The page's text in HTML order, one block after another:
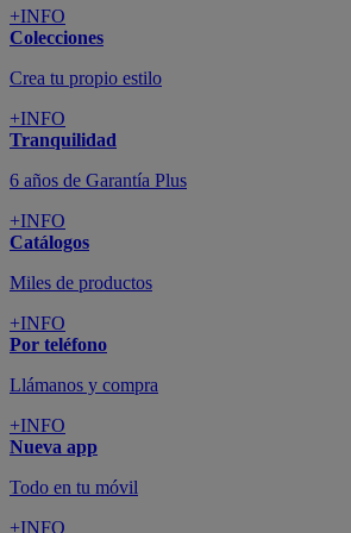
+INFO
Colecciones
Crea tu propio estilo
+INFO
Tranquilidad
6 años de Garantía Plus
+INFO
Catálogos
Miles de productos
+INFO
Por teléfono
Llámanos y compra
+INFO
Nueva app
Todo en tu móvil
+INFO